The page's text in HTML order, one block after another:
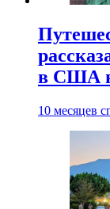
в США в
10 месяцев